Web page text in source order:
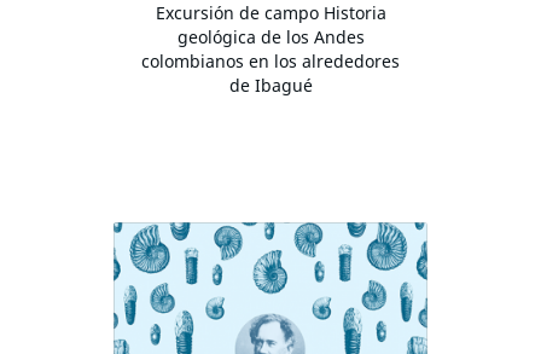
Excursión de campo Historia
geológica de los Andes
colombianos en los alrededores
de Ibagué